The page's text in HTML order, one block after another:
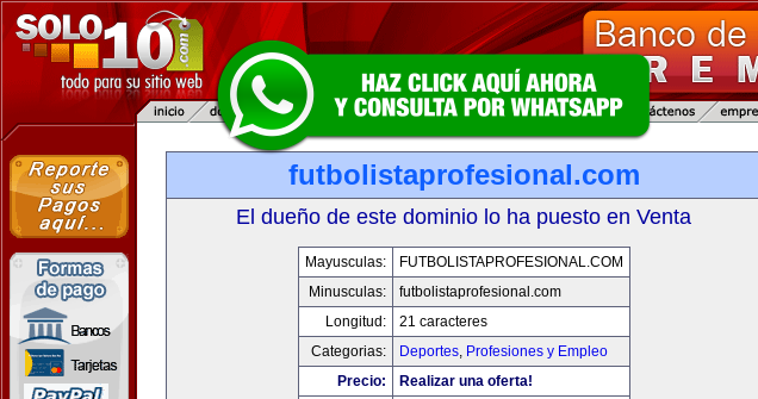
futbolistaprofesional.com
El dueño de este dominio lo ha puesto en Venta
Mayusculas:
FUTBOLISTAPROFESIONAL.COM
Minusculas:
futbolistaprofesional.com
Longitud:
21 caracteres
Categorias:
Deportes, Profesiones y Empleo
Precio:
Realizar una oferta!